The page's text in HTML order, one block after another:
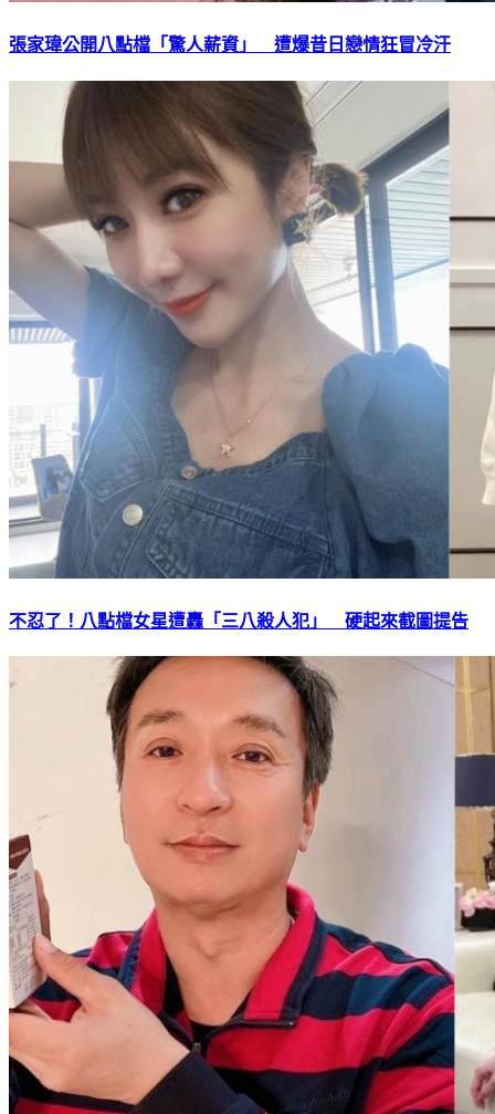
張家瑋公開八點檔「驚人薪資」 遭爆昔日戀情狂冒冷汗
不忍了！八點檔女星遭轟「三八殺人犯」 硬起來截圖提告